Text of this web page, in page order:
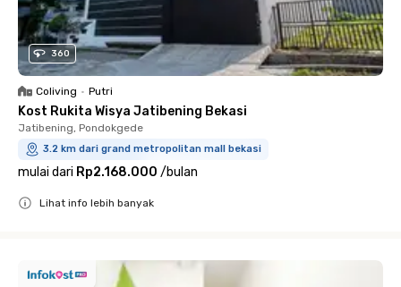
360
Coliving • Putri
Kost Rukita Wisya Jatibening Bekasi
Jatibening, Pondokgede
3.2 km dari grand metropolitan mall bekasi
mulai dari Rp2.168.000 /bulan
Lihat info lebih banyak